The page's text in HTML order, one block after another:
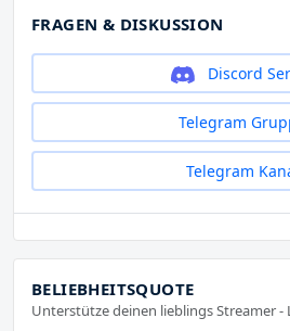
FRAGEN & DISKUSSION
Discord
Telegram
Telegram
BELIEBHEITSQUOTE
Unterstütze deinen lieblings Streamer -